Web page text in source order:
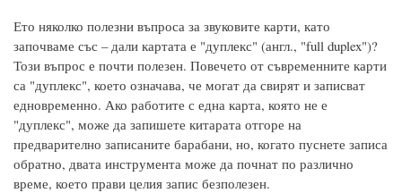
Ето няколко полезни въпроса за звуковите карти, като
започваме със – дали картата е "дуплекс" (англ., "full duplex")?
Този въпрос е почти полезен. Повечето от съвременните карти
са "дуплекс", което означава, че могат да свирят и записват
едновременно. Ако работите с една карта, която не е
"дуплекс", може да запишете китарата отгоре на
предварително записаните барабани, но, когато пуснете записа
обратно, двата инструмента може да почнат по различно
време, което прави целия запис безполезен.